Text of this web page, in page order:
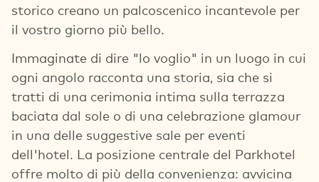
storico creano un palcoscenico incantevole per
il vostro giorno più bello.
Immaginate di dire "lo voglio" in un luogo in cui
ogni angolo racconta una storia, sia che si
tratti di una cerimonia intima sulla terrazza
baciata dal sole o di una celebrazione glamour
in una delle suggestive sale per eventi
dell'hotel. La posizione centrale del Parkhotel
offre molto di più della convenienza: avvicina